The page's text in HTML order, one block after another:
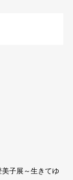
子展～生きてゆ